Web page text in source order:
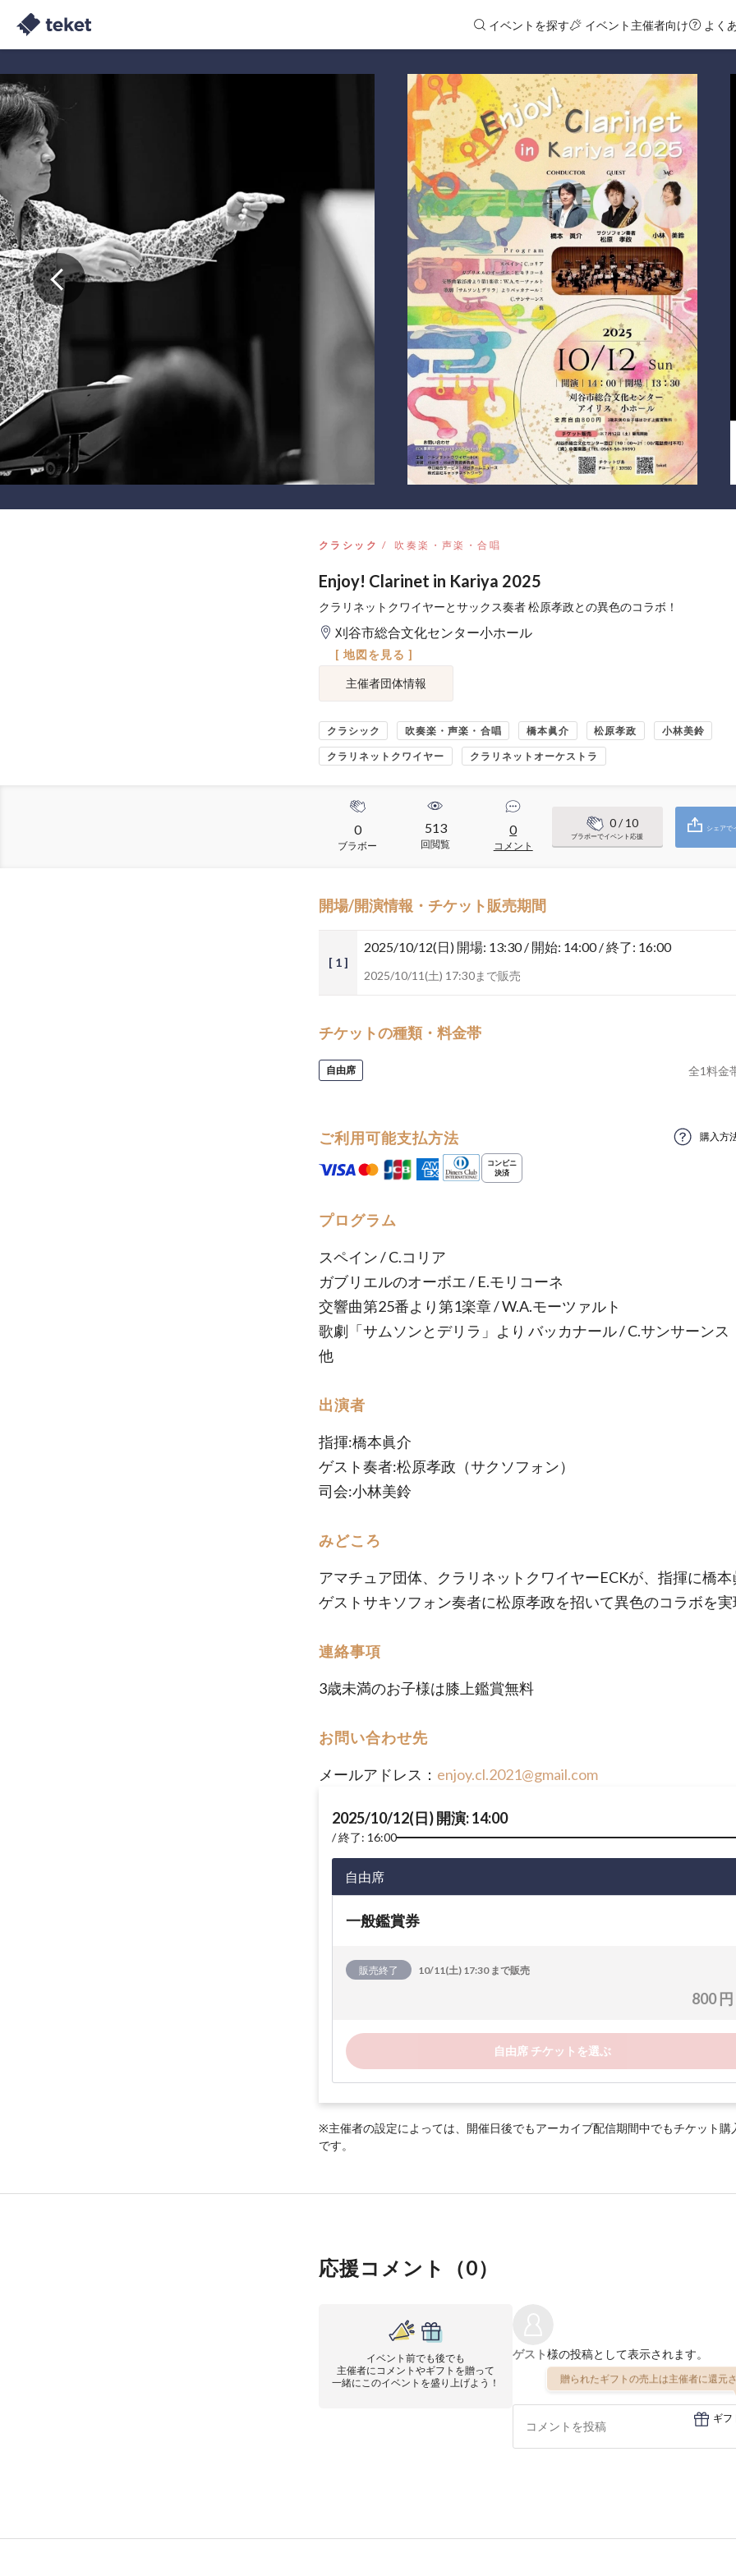
イベントを探す イベント主催者向け よく
クラシック 吹奏楽・声楽・合唱
Enjoy! Clarinet in Kariya 2025
クラリネットクワイヤーとサックス奏者 松原孝政との異色のコラボ！
刈谷市総合文化センター小ホール
[ 地図を見る ]
主催者団体情報
クラシック 吹奏楽・声楽・合唱 橋本眞介 松原孝政 小林美鈴
クラリネットクワイヤー クラリネットオーケストラ
0
ブラボー
513
回閲覧
0
コメント
0/ 10
ブラボーでイベント応援
シェアで
開場/開演情報・チケット販売期間
[ 1 ]
2025/10/12(日) 開場: 13:30 / 開始: 14:00 / 終了: 16:00
2025/10/11(土) 17:30まで販売
チケットの種類・料金帯
自由席 全1料金
ご利用可能支払方法 購入方
プログラム
スペイン / C.コリア
ガブリエルのオーボエ / E.モリコーネ
交響曲第25番より第1楽章 / W.A.モーツァルト
歌劇「サムソンとデリラ」より バッカナール / C.サンサーンス
他
出演者
指揮:橋本眞介
ゲスト奏者:松原孝政（サクソフォン）
司会:小林美鈴
みどころ
アマチュア団体、クラリネットクワイヤーECKが、指揮に橋本
ゲストサキソフォン奏者に松原孝政を招いて異色のコラボを実
連絡事項
3歳未満のお子様は膝上鑑賞無料
お問い合わせ先
メールアドレス： enjoy.cl.2021@gmail.com
2025/10/12(日) 開演: 14:00
終了: 16:00
自由席
一般鑑賞券
販売終了 10/11(土) 17:30 まで販売
800 円
自由席 チケットを選ぶ
※主催者の設定によっては、開催日後でもアーカイブ配信期間中でもチケット購
です。
応援コメント（0）
イベント前でも後でも
主催者にコメントやギフトを贈って
一緒にこのイベントを盛り上げよう！
ゲスト様の投稿として表示されます。
贈られたギフトの売上は主催者に還元
ギフ